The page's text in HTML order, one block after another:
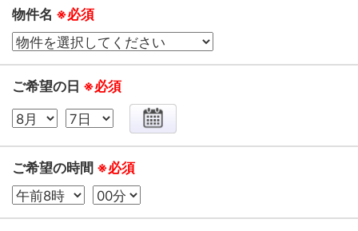
物件名 ※必須
ご希望の日 ※必須
ご希望の時間 ※必須